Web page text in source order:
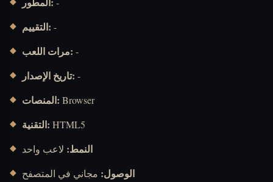
التقييم: -
مرات اللعب: -
تاريخ الإصدار: -
المنصات: Browser
التقنية: HTML5
النمط: لاعب واحد
الوصول: مجاني في المتصفح